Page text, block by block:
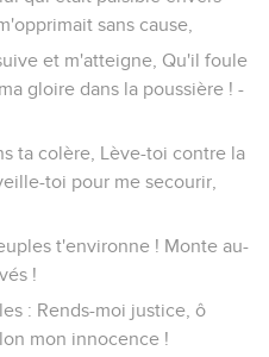
sans cause,
et m'atteigne, Qu'il foule
gloire dans la poussière ! -
ta colère, Lève-toi contre la
toi pour me secourir,
t'environne ! Monte au-
!
: Rends-moi justice, ô
mon innocence !